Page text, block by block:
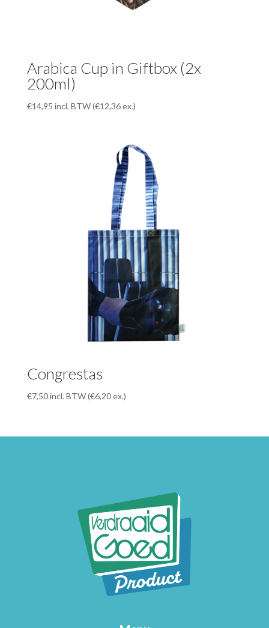
Arabica Cup in Giftbox (2x
200ml)
€14,95 incl. BTW (€12,36ex.)
Congrestas
€7,50incl. BTW (€6,20ex.)